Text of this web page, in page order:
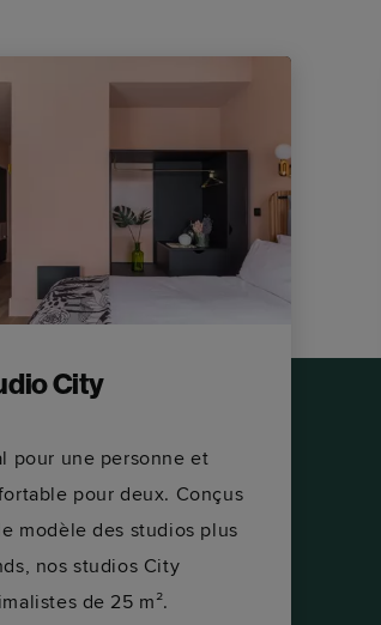
City
pour une personne et
pour deux. Conçus
modèle des studios plus
nos studios City
de 25 m².